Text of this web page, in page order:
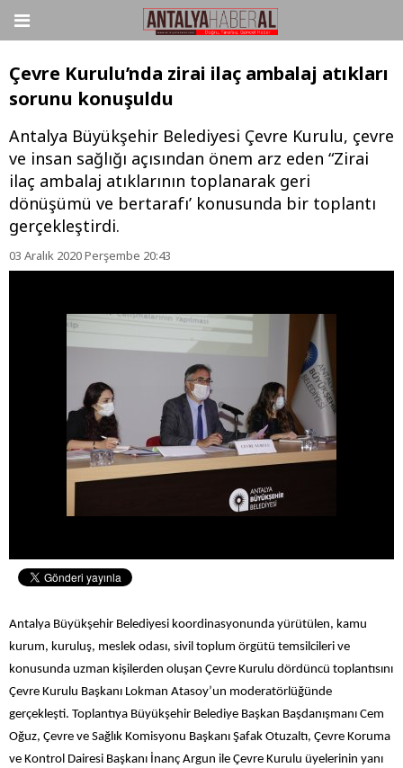
Çevre Kurulu’nda zirai ilaç ambalaj atıkları
sorunu konuşuldu
Antalya Büyükşehir Belediyesi Çevre Kurulu, çevre
ve insan sağlığı açısından önem arz eden “Zirai
ilaç ambalaj atıklarının toplanarak geri
dönüşümü ve bertarafı’ konusunda bir toplantı
gerçekleştirdi.
03 Aralık 2020 Perşembe 20:43
Antalya Büyükşehir Belediyesi koordinasyonunda yürütülen, kamu
kurum, kuruluş, meslek odası, sivil toplum örgütü temsilcileri ve
konusunda uzman kişilerden oluşan Çevre Kurulu dördüncü toplantısını
Çevre Kurulu Başkanı Lokman Atasoy’un moderatörlüğünde
gerçekleşti. Toplantıya Büyükşehir Belediye Başkan Başdanışmanı Cem
Oğuz, Çevre ve Sağlık Komisyonu Başkanı Şafak Otuzaltı, Çevre Koruma
ve Kontrol Dairesi Başkanı İnanç Argun ile Çevre Kurulu üyelerinin yanı